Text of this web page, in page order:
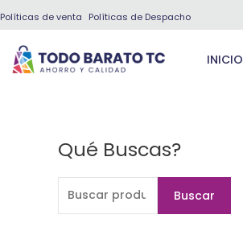
al
contenido
Políticas de venta Políticas de Despacho
INICIO
Qué Buscas?
B
c
Buscar